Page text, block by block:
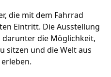
die mit dem Fahrrad
Eintritt. Die Ausstellung
die Möglichkeit,
sitzen und die Welt aus